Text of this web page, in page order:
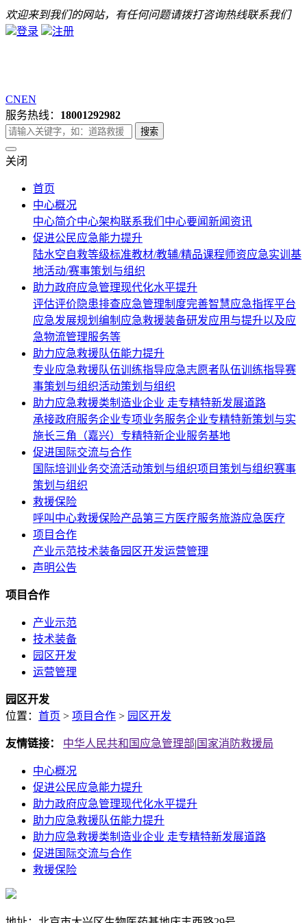
欢迎来到我们的网站，有任何问题请拨打咨询热线联系我们
登录
注册
CNEN
服务热线： 18001292982
关闭
首页
中心概况
中心简介中心架构联系我们 中心要闻新闻资讯
促进公民应急能力提升
陆水空自救等级标准教材/教辅/精品课程师资应急实训基
地活动/赛事策划与组织
助力政府应急管理现代化水平提升
评估评价隐患排查应急管理制度完善智慧应急指挥平台
应急发展规划编制 应急救援装备研发应用与提升以及应
急物流管理服务等
助力应急救援队伍能力提升
专业应急救援队伍训练指导应急志愿者队伍训练指导赛
事策划与组织活动策划与组织
助力应急救援类制造业企业 走专精特新发展道路
承接政府服务企业专项业务服务企业专精特新策划与实
施长三角（嘉兴）专精特新企业服务基地
促进国际交流与合作
国际培训 业务交流活动策划与组织项目策划与组织赛事
策划与组织
救援保险
呼叫中心救援保险产品第三方医疗服务旅游应急医疗
项目合作
产业示范技术装备园区开发运营管理
声明公告
项目合作
产业示范
技术装备
园区开发
运营管理
园区开发
位置： 首页 > 项目合作 > 园区开发
友情链接： 中华人民共和国应急管理部| 国家消防救援局
中心概况
促进公民应急能力提升
助力政府应急管理现代化水平提升
助力应急救援队伍能力提升
助力应急救援类制造业企业 走专精特新发展道路
促进国际交流与合作
救援保险